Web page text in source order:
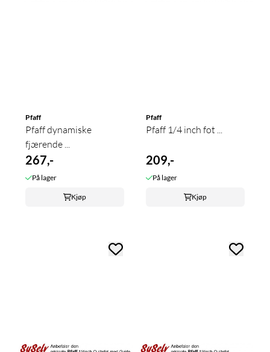
Pfaff
Pfaff dynamiske
fjærende ...
267,-
På lager
Kjøp
Pfaff
Pfaff 1/4 inch fot ...
209,-
På lager
Kjøp